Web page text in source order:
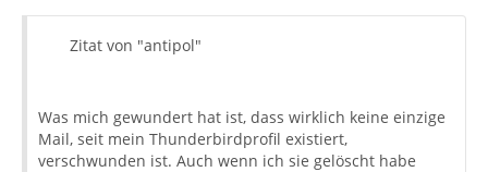
Zitat von "antipol"
Was mich gewundert hat ist, dass wirklich keine einzige
Mail, seit mein Thunderbirdprofil existiert,
verschwunden ist. Auch wenn ich sie gelöscht habe